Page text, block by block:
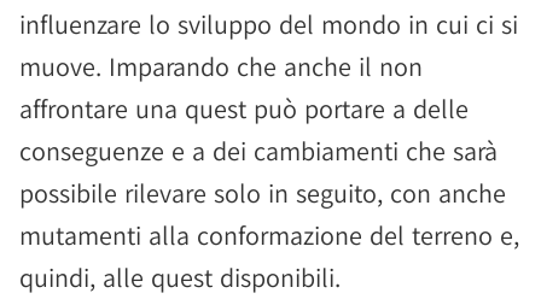
influenzare lo sviluppo del mondo in cui ci si
muove. Imparando che anche il non
affrontare una quest può portare a delle
conseguenze e a dei cambiamenti che sarà
possibile rilevare solo in seguito, con anche
mutamenti alla conformazione del terreno e,
quindi, alle quest disponibili.